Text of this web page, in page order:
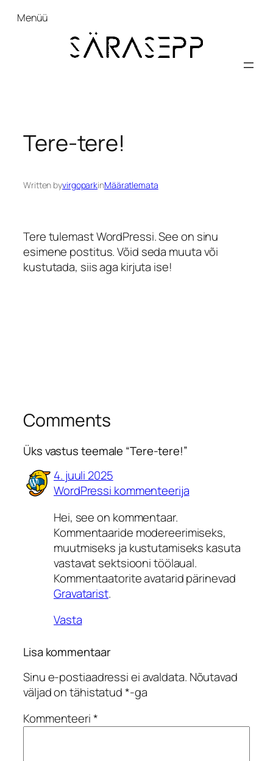
Liigu
sisu
Menüü
Tere-tere!
Written byvirgoparkinMääratlemata
Tere tulemast WordPressi. See on sinu
esimene postitus. Võid seda muuta või
kustutada, siis aga kirjuta ise!
Comments
Üks vastus teemale “Tere-tere!”
4. juuli 2025
WordPressi kommenteerija
Hei, see on kommentaar.
Kommentaaride modereerimiseks,
muutmiseks ja kustutamiseks kasuta
vastavat sektsiooni töölaual.
Kommentaatorite avatarid pärinevad
Gravatarist.
Vasta
Lisa kommentaar
Sinu e-postiaadressi ei avaldata. Nõutavad
väljad on tähistatud*-ga
Kommenteeri*